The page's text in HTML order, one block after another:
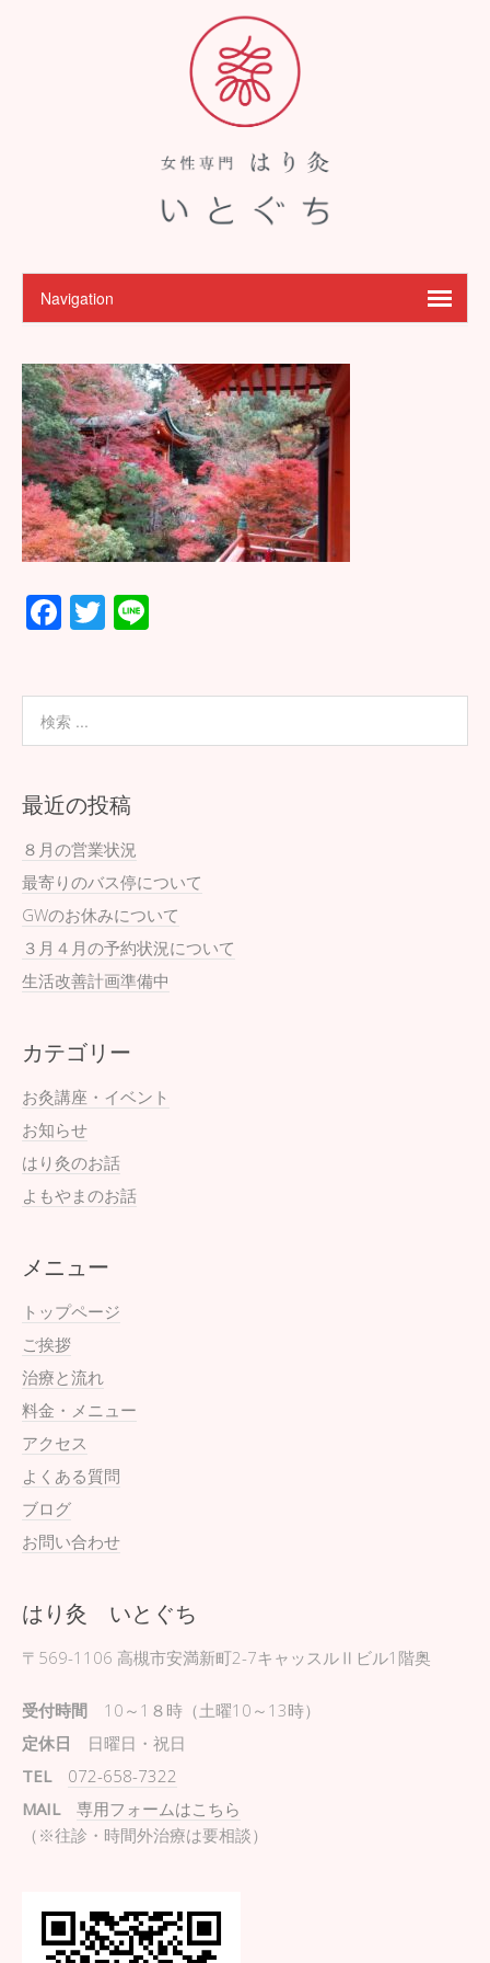
F
b
o
o
k
T
最近の投稿
８月の営業状況
最寄りのバス停について
GWのお休みについて
３月４月の予約状況について
生活改善計画準備中
カテゴリー
お灸講座・イベント
お知らせ
はり灸のお話
よもやまのお話
メニュー
トップページ
ご挨拶
治療と流れ
料金・メニュー
アクセス
よくある質問
ブログ
お問い合わせ
はり灸 いとぐち
〒569-1106 高槻市安満新町2-7キャッスルⅡビル1階奥
受付時間 10～1８時（土曜10～13時）
定休日 日曜日・祝日
TEL
072-658-7322
MAIL
専用フォームはこちら
（※往診・時間外治療は要相談）